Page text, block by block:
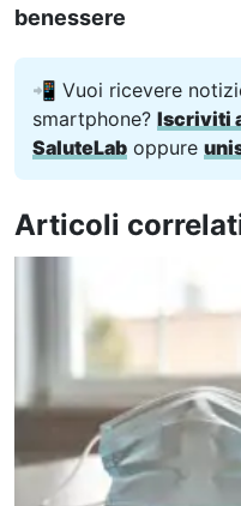
benessere
📲 Vuoi ricevere
smartphone? Iscriviti
SaluteLab oppure
Articoli